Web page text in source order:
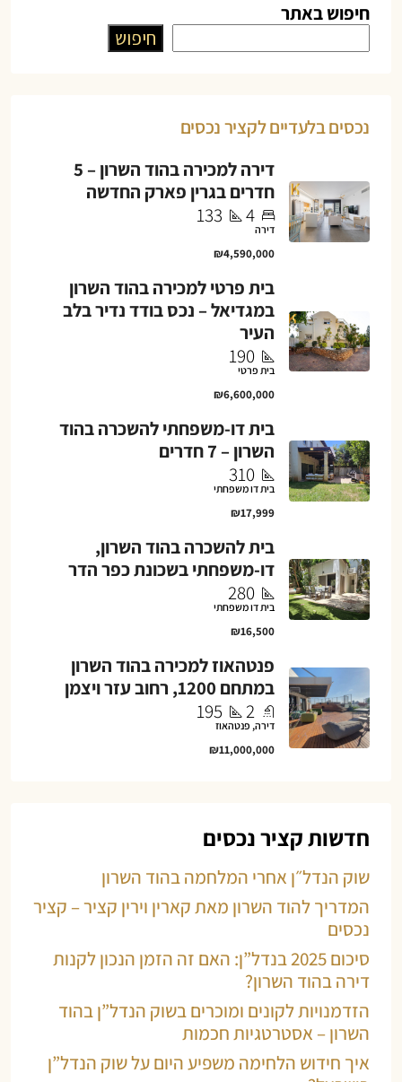
חיפוש באתר
חיפוש
נכסים בלעדיים לקציר נכסים
דירה למכירה בהוד השרון – 5
חדרים בגרין פארק החדשה
4
133
דירה
₪4,590,000
בית פרטי למכירה בהוד השרון
במגדיאל – נכס בודד נדיר בלב
העיר
190
בית פרטי
₪6,600,000
בית דו-משפחתי להשכרה בהוד
השרון – 7 חדרים
310
בית דו משפחתי
₪17,999
בית להשכרה בהוד השרון,
דו-משפחתי בשכונת כפר הדר
280
בית דו משפחתי
₪16,500
פנטהאוז למכירה בהוד השרון
במתחם 1200, רחוב עזר ויצמן
2
195
דירה, פנטהאוז
₪11,000,000
חדשות קציר נכסים
שוק הנדל״ן אחרי המלחמה בהוד השרון
המדריך להוד השרון מאת קארין וירין קציר – קציר
נכסים
סיכום 2025 בנדל”ן: האם זה הזמן הנכון לקנות
דירה בהוד השרון?
הזדמנויות לקונים ומוכרים בשוק הנדל”ן בהוד
השרון – אסטרטגיות חכמות
איך חידוש הלחימה משפיע היום על שוק הנדל”ן